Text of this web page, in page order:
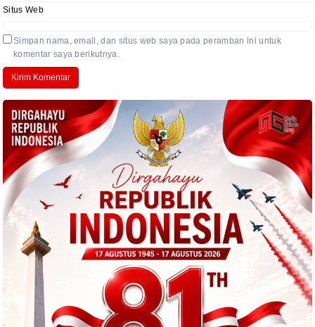
Situs Web
Simpan nama, email, dan situs web saya pada peramban ini untuk
komentar saya berikutnya.